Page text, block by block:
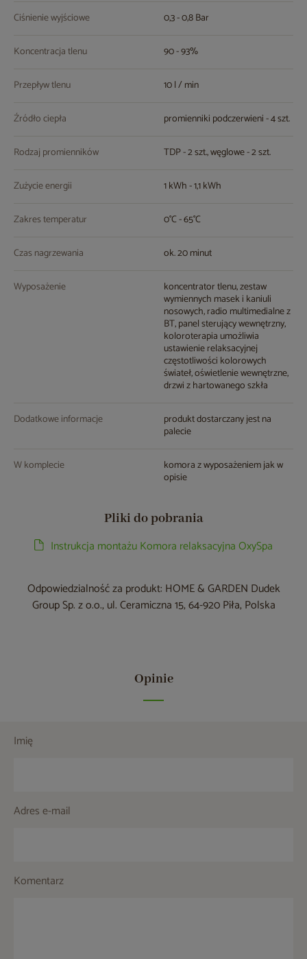
Ciśnienie wyjściowe 0,3 - 0,8 Bar
Koncentracja tlenu 90 - 93%
Przepływ tlenu 10 l / min
Źródło ciepła promienniki podczerwieni - 4 szt.
Rodzaj promienników TDP - 2 szt., węglowe - 2 szt.
Zużycie energii 1 kWh - 1,1 kWh
Zakres temperatur 0°C - 65°C
Czas nagrzewania ok. 20 minut
Wyposażenie koncentrator tlenu, zestaw
wymiennych masek i kaniuli
nosowych, radio multimedialne z
BT, panel sterujący wewnętrzny,
koloroterapia umożliwia
ustawienie relaksacyjnej
częstotliwości kolorowych
świateł, oświetlenie wewnętrzne,
drzwi z hartowanego szkła
Dodatkowe informacje produkt dostarczany jest na
palecie
W komplecie komora z wyposażeniem jak w
opisie
Pliki do pobrania
Instrukcja montażu Komora relaksacyjna OxySpa
Odpowiedzialność za produkt: HOME & GARDEN Dudek
Group Sp. z o.o., ul. Ceramiczna 15, 64-920 Piła, Polska
Opinie
Imię
Adres e-mail
Komentarz